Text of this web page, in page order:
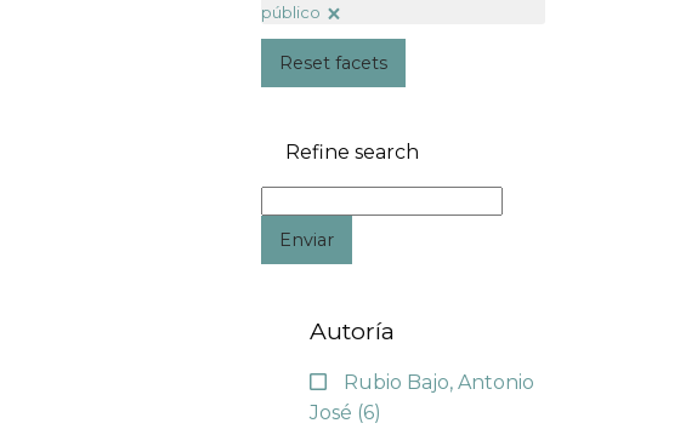
público
Reset facets
Refine search
Enviar
Autoría
Rubio Bajo, Antonio
José (6)